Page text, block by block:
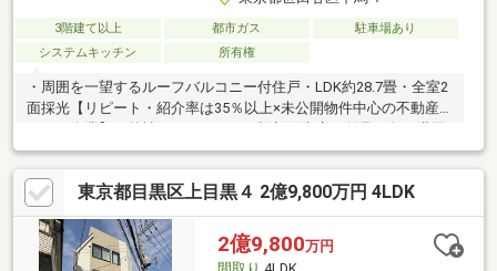
3階建て以上 都市ガス
駐車場あり
システムキッチン
所有権
・周囲を一望するルーフバルコニー付住戸・LDK約28.7畳・全室2
面採光【リピート・紹介率は35％以上×未公開物件中心の不動産
谷区・目黒区・大田区・品川区・渋谷区・港区をはじめとした城
南エリア、新宿区・文京区・豊島区・杉並区・中野区・台東区
等、都内の人気の住宅地の不動産情報に特化し、桜新町・自由が
丘・目黒の3拠点にて営業させて頂いております。ご不安な方は一
度お気軽にお問い合わせくださいませ。
東京都目黒区上目黒４ 2億9,800万円 4LDK
2億9,800万円